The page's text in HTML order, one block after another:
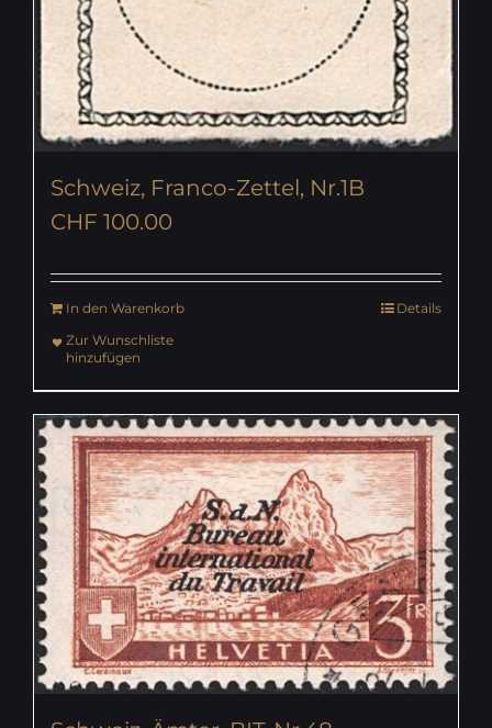
Schweiz, Franco-Zettel, Nr.1B
CHF 100.00
In den Warenkorb
Details
Zur Wunschliste
hinzufügen